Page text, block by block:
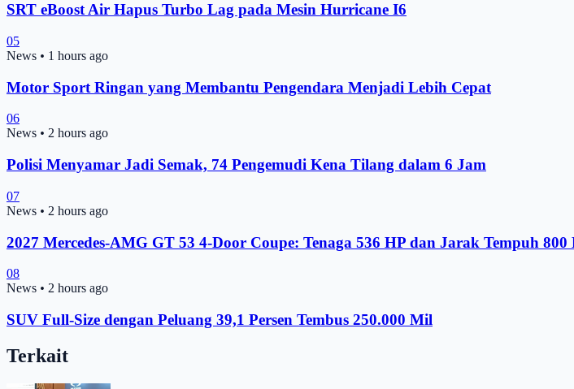
SRT eBoost Air Hapus Turbo Lag pada Mesin Hurricane I6
05
News • 1 hours ago
Motor Sport Ringan yang Membantu Pengendara Menjadi Lebih Cepat
06
News • 2 hours ago
Polisi Menyamar Jadi Semak, 74 Pengemudi Kena Tilang dalam 6 Jam
07
News • 2 hours ago
2027 Mercedes-AMG GT 53 4-Door Coupe: Tenaga 536 HP dan Jarak Tempuh 800
08
News • 2 hours ago
SUV Full-Size dengan Peluang 39,1 Persen Tembus 250.000 Mil
Terkait